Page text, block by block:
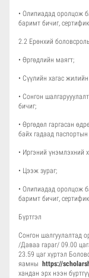
• Олипиадад оролцож
баримт бичиг,
2.2 Ерөнхий
• Өргөдлийн маягт;
• Сүүлийн хагас
• Сонгон
бичиг;
• Өргөдөл гаргасан
байх гадаад паспортын
• Иргэний үнэмлэхний
• Цээж зураг;
• Олипиадад оролцож
баримт бичиг,
Бүртгэл
Сонгон шалгуулалтад
/Даваа гараг/ 09.00
23.59 цаг хүртэл
яамны
https://
хандан эрх нээн